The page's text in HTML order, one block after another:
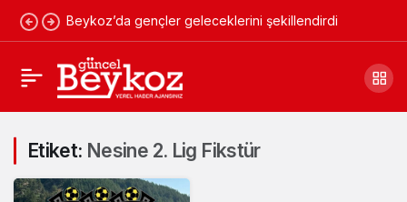
Beykoz’da gençler geleceklerini şekillendirdi
Etiket: Nesine 2. Lig Fikstür